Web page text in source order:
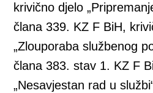
krivično djelo
člana 339. KZ F BiH,
„Zlouporaba službenog
člana 383. stav 1. KZ F
„Nesavjestan rad u